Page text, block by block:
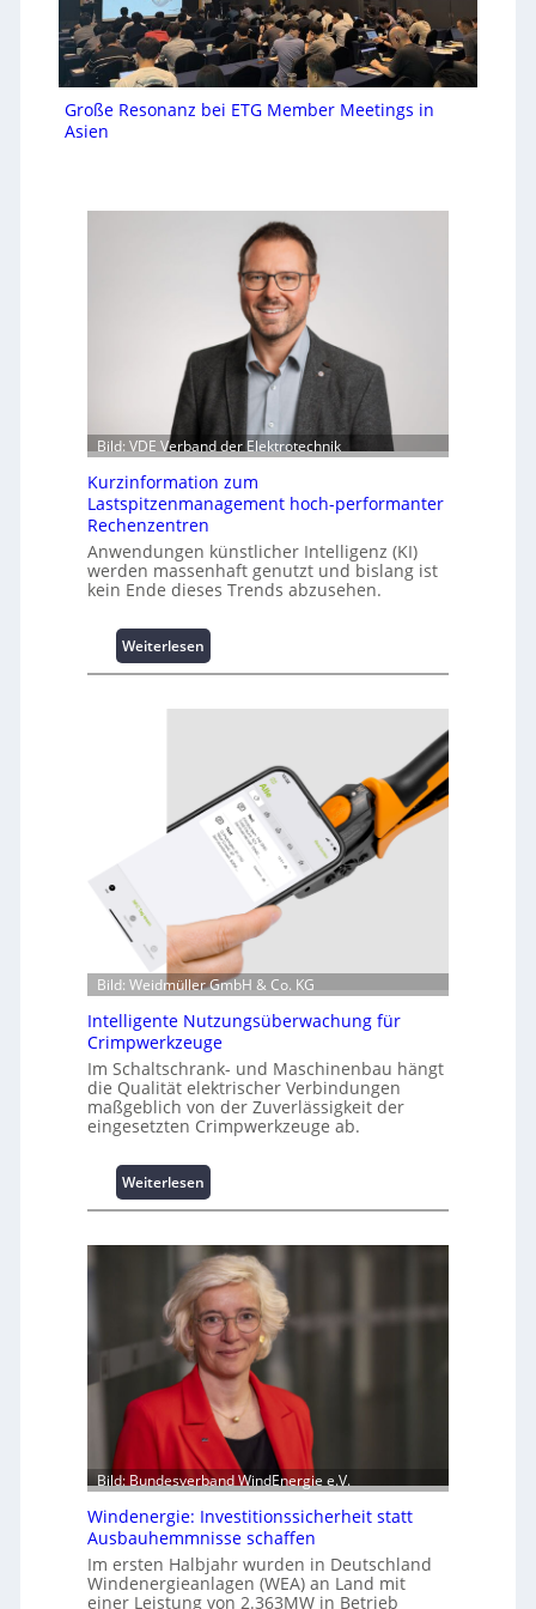
Große Resonanz bei ETG Member Meetings in
Asien
Bild: VDE Verband der Elektrotechnik
Kurzinformation zum
Lastspitzenmanagement hoch-performanter
Rechenzentren
Anwendungen künstlicher Intelligenz (KI)
werden massenhaft genutzt und bislang ist
kein Ende dieses Trends abzusehen.
Weiterlesen
K
r
f
t
i
o
n
u
m
L
a
s
s
p
i
z
e
n
m
a
n
a
g
e
m
e
n
t
h
o
c
Bild: Weidmüller GmbH & Co. KG
Intelligente Nutzungsüberwachung für
Crimpwerkzeuge
Im Schaltschrank- und Maschinenbau hängt
die Qualität elektrischer Verbindungen
maßgeblich von der Zuverlässigkeit der
eingesetzten Crimpwerkzeuge ab.
Weiterlesen
I
t
e
l
l
i
g
e
n
t
e
N
t
z
u
n
Bild: Bundesverband WindEnergie e.V.
Windenergie: Investitionssicherheit statt
Ausbauhemmnisse schaffen
Im ersten Halbjahr wurden in Deutschland
Windenergieanlagen (WEA) an Land mit
einer Leistung von 2.363MW in Betrieb